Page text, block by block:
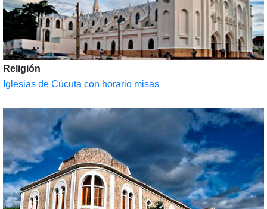
Religión
Iglesias de Cúcuta con horario misas